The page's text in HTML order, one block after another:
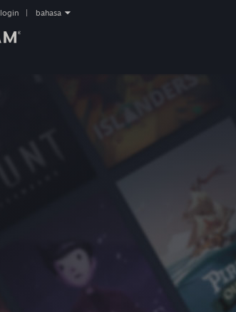
login bahasa